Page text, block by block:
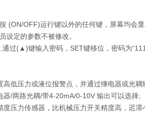
(ON/OFF)运行键以外的任何键，屏幕均会
设定的参数不被修改。
通过(▲)键输入密码，SET键移位，密码为
高低压力或液位报警点，并通过继电器或光
器/两路光耦/带4-20mA/0-10V 输出可以选择;
度压力传感器，比机械压力开关精度高，迟